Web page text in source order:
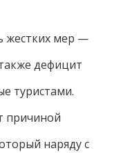
жестких мер —
дефицит
туристами.
причиной
наряду с